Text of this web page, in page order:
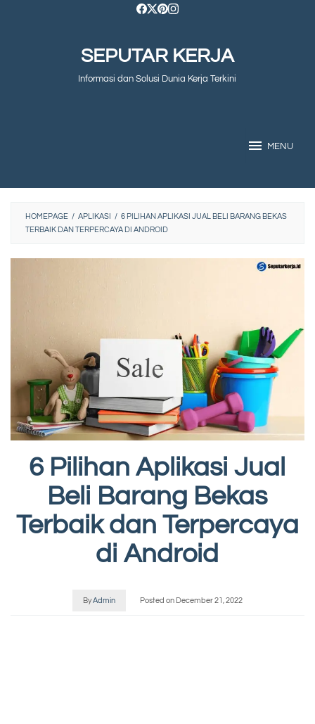
SEPUTAR KERJA
Informasi dan Solusi Dunia Kerja Terkini
MENU
HOMEPAGE / APLIKASI / 6 PILIHAN APLIKASI JUAL BELI BARANG BEKAS
TERBAIK DAN TERPERCAYA DI ANDROID
6 Pilihan Aplikasi Jual
Beli Barang Bekas
Terbaik dan Terpercaya
di Android
ByAdmin Posted on December 21, 2022